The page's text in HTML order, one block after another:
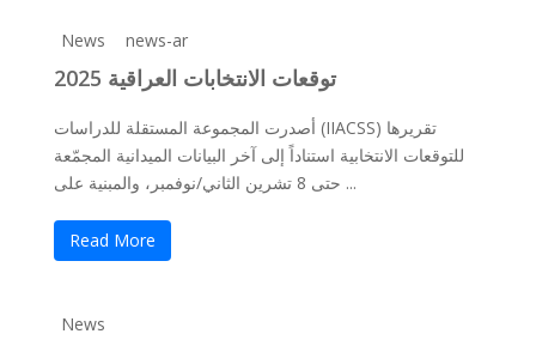
News news-ar
توقعات الانتخابات العراقية 2025
أصدرت المجموعة المستقلة للدراسات (IIACSS) تقريرها
للتوقعات الانتخابية استناداً إلى آخر البيانات الميدانية المجمّعة
حتى 8 تشرين الثاني/نوفمبر، والمبنية على ...
Read More
News